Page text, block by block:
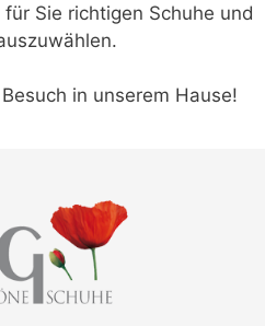
Sie richtigen Schuhe und
in unserem Hause!